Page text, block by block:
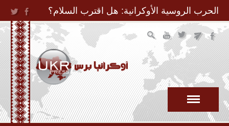
Jump to Navigation
الحرب الروسية الأوكرانية: هل اقترب السلام؟